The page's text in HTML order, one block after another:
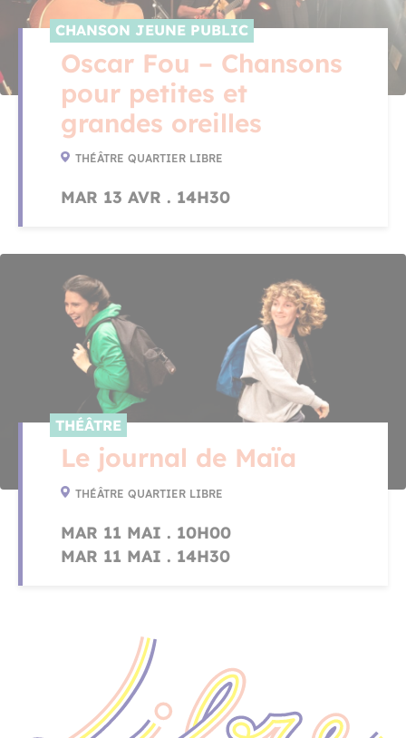
CHANSON JEUNE PUBLIC
Oscar Fou – Chansons
pour petites et
grandes oreilles
THÉÂTRE QUARTIER LIBRE
MAR 13 AVR . 14H30
THÉÂTRE
Le journal de Maïa
THÉÂTRE QUARTIER LIBRE
MAR 11 MAI . 10H00
MAR 11 MAI . 14H30